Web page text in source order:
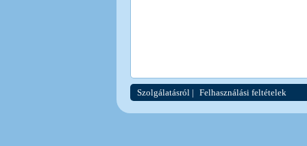
Szolgálatásról | Felhasználási feltételek